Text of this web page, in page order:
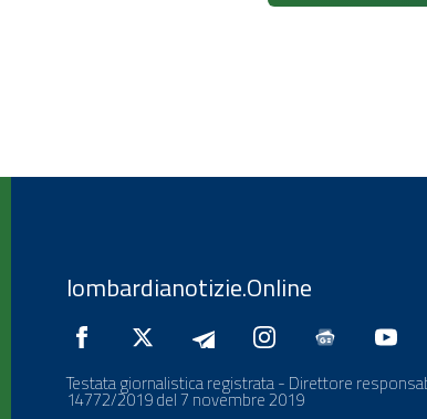
lombardianotizie.Online
Testata giornalistica registrata - Direttore
14772/2019 del 7 novembre 2019